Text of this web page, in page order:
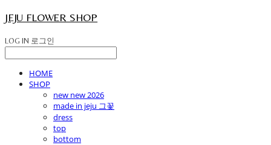
JEJU FLOWER SHOP
LOG IN 로그인
HOME
SHOP
new new 2026
made in jeju 그꽃
dress
top
bottom